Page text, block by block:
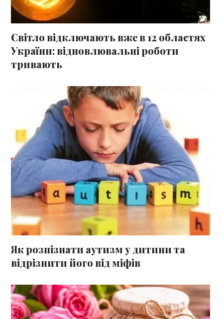
Світло відключають вже в 12 областях
України: відновлювальні роботи
тривають
Як розпізнати аутизм у дитини та
відрізнити його від міфів